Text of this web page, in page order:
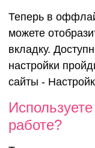
Теперь в
можете
вкладку.
настройки
сайты -
работе?